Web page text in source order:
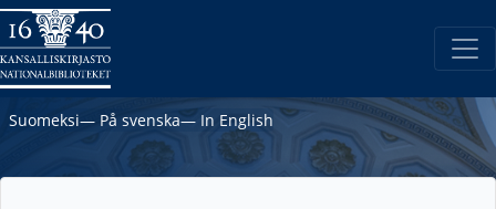
Suomeksi― På svenska― In English